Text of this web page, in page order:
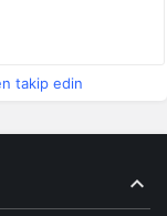
takip edin